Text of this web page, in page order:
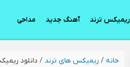
ریمیکس ترند آهنگ جدید مداحی
خانه / ریمیکس های ترند / دانلود